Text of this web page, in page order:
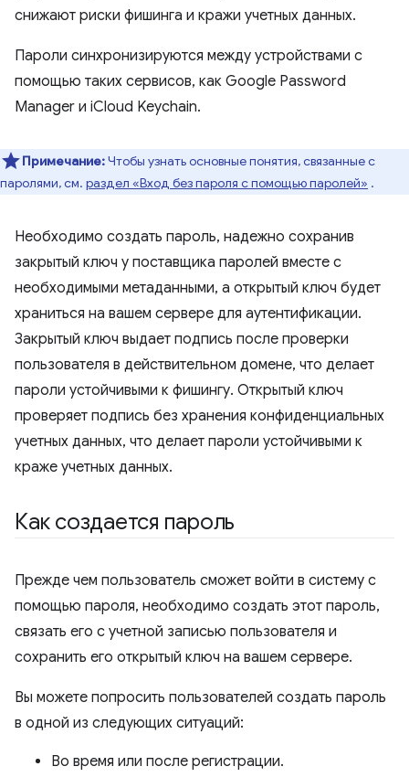
снижают риски фишинга и кражи учетных данных.
Пароли синхронизируются между устройствами с
помощью таких сервисов, как Google Password
Manager и iCloud Keychain.
Примечание:Чтобы узнать основные понятия, связанные с
паролями, см. раздел «Вход без пароля с помощью паролей» .
Необходимо создать пароль, надежно сохранив
закрытый ключ у поставщика паролей вместе с
необходимыми метаданными, а открытый ключ будет
храниться на вашем сервере для аутентификации.
Закрытый ключ выдает подпись после проверки
пользователя в действительном домене, что делает
пароли устойчивыми к фишингу. Открытый ключ
проверяет подпись без хранения конфиденциальных
учетных данных, что делает пароли устойчивыми к
краже учетных данных.
Как создается пароль
Прежде чем пользователь сможет войти в систему с
помощью пароля, необходимо создать этот пароль,
связать его с учетной записью пользователя и
сохранить его открытый ключ на вашем сервере.
Вы можете попросить пользователей создать пароль
в одной из следующих ситуаций:
Во время или после регистрации.